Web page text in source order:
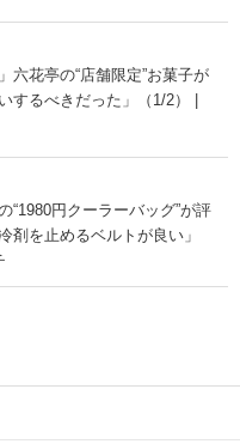
六花亭の“店舗限定”お菓子が
るべきだった」（1/2） |
円クーラーバッグ”が評
を止めるベルトが良い」